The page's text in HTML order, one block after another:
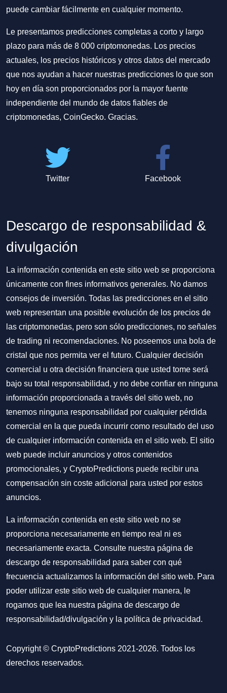
puede cambiar fácilmente en cualquier momento.
Le presentamos predicciones completas a corto y largo
plazo para más de 8 000 criptomonedas. Los precios
actuales, los precios históricos y otros datos del mercado
que nos ayudan a hacer nuestras predicciones lo que son
hoy en día son proporcionados por la mayor fuente
independiente del mundo de datos fiables de
criptomonedas, CoinGecko. Gracias.
Twitter Facebook
Descargo de responsabilidad &
divulgación
La información contenida en este sitio web se proporciona
únicamente con fines informativos generales. No damos
consejos de inversión. Todas las predicciones en el sitio
web representan una posible evolución de los precios de
las criptomonedas, pero son sólo predicciones, no señales
de trading ni recomendaciones. No poseemos una bola de
cristal que nos permita ver el futuro. Cualquier decisión
comercial u otra decisión financiera que usted tome será
bajo su total responsabilidad, y no debe confiar en ninguna
información proporcionada a través del sitio web, no
tenemos ninguna responsabilidad por cualquier pérdida
comercial en la que pueda incurrir como resultado del uso
de cualquier información contenida en el sitio web. El sitio
web puede incluir anuncios y otros contenidos
promocionales, y CryptoPredictions puede recibir una
compensación sin coste adicional para usted por estos
anuncios.
La información contenida en este sitio web no se
proporciona necesariamente en tiempo real ni es
necesariamente exacta. Consulte nuestra página de
descargo de responsabilidad para saber con qué
frecuencia actualizamos la información del sitio web. Para
poder utilizar este sitio web de cualquier manera, le
rogamos que lea nuestra página de descargo de
responsabilidad/divulgación y la política de privacidad.
Copyright © CryptoPredictions 2021-2026. Todos los
derechos reservados.